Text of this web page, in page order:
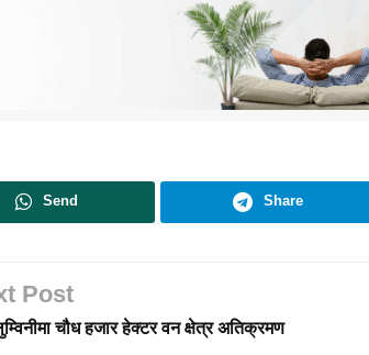
Send Share
Post
चौध हजार हेक्टर वन क्षेत्र अतिक्रमण